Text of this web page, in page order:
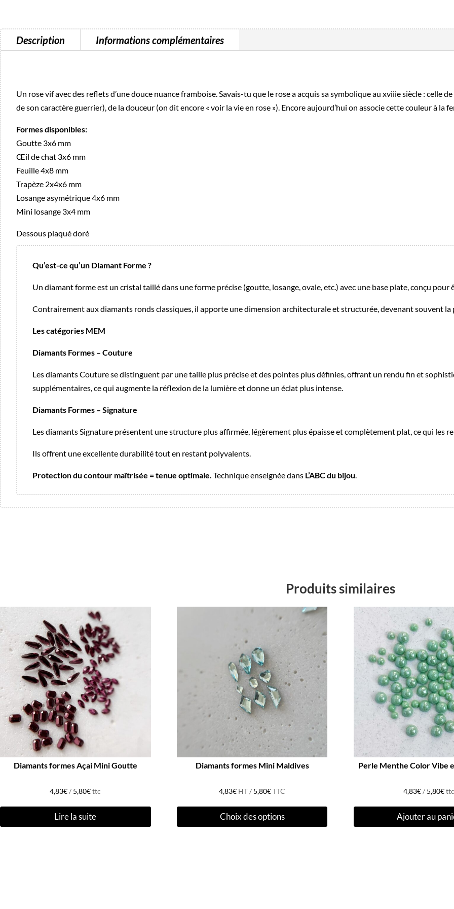
Description Informations complémentaires
Un rose vif avec des reflets d’une douce nuance framboise. Savais-tu que le rose a acquis sa symbolique au xviiie siècle : celle
de son caractère guerrier), de la douceur (on dit encore « voir la vie en rose »). Encore aujourd’hui on associe cette couleur à
Formes disponibles:
Goutte 3x6 mm
Œil de chat 3x6 mm
Feuille 4x8 mm
Trapèze 2x4x6 mm
Losange asymétrique 4x6 mm
Mini losange 3x4 mm
Dessous plaqué doré
Qu’est-ce qu’un Diamant Forme ?
Un diamant forme est un cristal taillé dans une forme précise (goutte, losange, ovale, etc.) avec une base plate, conçu
Contrairement aux diamants ronds classiques, il apporte une dimension architecturale et structurée, devenant souvent la
Les catégories MEM
Diamants Formes – Couture
Les diamants Couture se distinguent par une taille plus précise et des pointes plus définies, offrant un rendu fin et
supplémentaires, ce qui augmente la réflexion de la lumière et donne un éclat plus intense.
Diamants Formes – Signature
Les diamants Signature présentent une structure plus affirmée, légèrement plus épaisse et complètement plat, ce qui les
Ils offrent une excellente durabilité tout en restant polyvalents.
Protection du contour maîtrisée = tenue optimale. Technique enseignée dans L’ABC du bijou.
Produits similaires
Diamants formes Açai Mini Goutte
4,83€/ 5,80€ttc
Lire la suite
Diamants formes Mini Maldives
4,83€ HT / 5,80€TTC
Choix des options
Perle Menthe Color Vibe
4,83€/ 5,80€ttc
Ajouter au